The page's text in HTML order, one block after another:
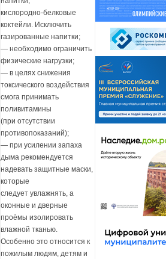
кислородно-белковые
коктейли. Исключить
газированные напитки;
— необходимо ограничить
физические нагрузки;
— в целях снижения
токсического воздействия
смога принимать
поливитамины
(при отсутствии
противопоказаний);
— при усилении запаха
дыма рекомендуется
надевать защитные маски,
которые
следует увлажнять, а
оконные и дверные
проѐмы изолировать
влажной тканью.
Особенно это относится к
пожилым людям, детям и